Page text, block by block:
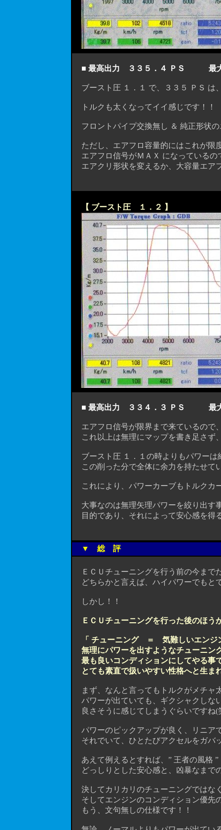
■ 最高出力 ３３５．４ ＰＳ 最大
ブースト圧 １．１ で、３３５ ＰＳ
トルクも太くなってイイ感じです！！
フロントパイプ交換無し ＆ 純正形状
ただし、エアフロ容量的にはこれが限
エアフロ信号がＭＡＸ になっているの
エアクリ形状を変えるか、大容量エア
【 ブースト圧 １．２ 】
■ 最高出力 ３３４．３ ＰＳ 最大
エアフロ信号が限界まで来ているので
これ以上は無理にマップを書き足さず
ブースト圧 １．１の時よりもパワーは
この削った分で全体に余力を持たせて
これにより、パワーカーブもトルクカ
大事なのは無理矢理パワーを絞り出す
目的であり、それによって安心感を得
▼ 総 評
ＥＣＵチューニングを行う前の今まで
どちらかと言えば、ハイパワーでもと
しかし！！
ＥＣＵチューニングを行った後のほ
「 チューニング ＝ 気難しいエンジ
無理にパワーを出すようなチューニン
最も良いコンディションにしてやる事
とても素直で扱いやすい性格へと生ま
まず、なんと言ってもトルクがメチャ
パワーが出ていても、ギクシャクしな
良さそうに感じてしまうぐらいですね(
パワーのピックアップが良く、リニア
それでいて、ひとたびアクセルをガバ
あえて例えるとすれば、” 王者の風格 ”
どっしりとした安心感と、凶暴なまで
決してカリカリのチューニングではな
そしてエンジンのコンディション優先
もう、文句無しの仕様です！！